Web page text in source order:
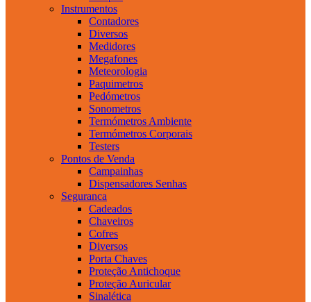
Instrumentos
Contadores
Diversos
Medidores
Megafones
Meteorologia
Paquimetros
Pedómetros
Sonometros
Termómetros Ambiente
Termómetros Corporais
Testers
Pontos de Venda
Campainhas
Dispensadores Senhas
Seguranca
Cadeados
Chaveiros
Cofres
Diversos
Porta Chaves
Proteção Antichoque
Proteção Auricular
Sinalética